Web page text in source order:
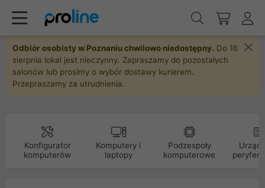
Odbiór osobisty w Poznaniu chwilowo niedostępny. Do 16
sierpnia lokal jest nieczynny. Zapraszamy do pozostałych
salonów lub prosimy o wybór dostawy kurierem.
Przepraszamy za utrudnienia.
Konfigurator
komputerów
Komputery i
laptopy
Podzespoły
komputerowe